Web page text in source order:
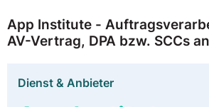
App Institute -
AV-Vertrag, DPA bzw. SCCs
Dienst & Anbieter